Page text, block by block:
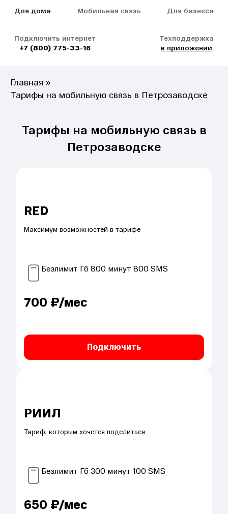
Для дома Мобильная связь Для бизнеса
Подключить интернет
+7 (800) 775-33-16
Техподдержка
в приложении
Главная »
Тарифы на мобильную связь в Петрозаводске
Тарифы на мобильную связь в
Петрозаводске
RED
Максимум возможностей в тарифе
Безлимит Гб 800 минут 800SMS
700 ₽/мес
Подключить
РИИЛ
Тариф, которым хочется поделиться
Безлимит Гб 300 минут 100SMS
650 ₽/мес